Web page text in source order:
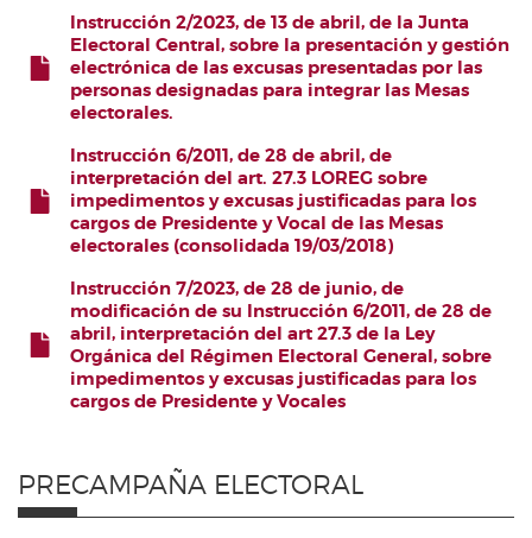
FICHERO
Instrucción 2/2023, de 13 de abril, de la Junta
Electoral Central, sobre la presentación y gestión
electrónica de las excusas presentadas por las
personas designadas para integrar las Mesas
electorales.
FICHERO
Instrucción 6/2011, de 28 de abril, de
interpretación del art. 27.3 LOREG sobre
impedimentos y excusas justificadas para los
cargos de Presidente y Vocal de las Mesas
electorales (consolidada 19/03/2018)
FICHERO
Instrucción 7/2023, de 28 de junio, de
modificación de su Instrucción 6/2011, de 28 de
abril, interpretación del art 27.3 de la Ley
Orgánica del Régimen Electoral General, sobre
impedimentos y excusas justificadas para los
cargos de Presidente y Vocales
PRECAMPAÑA ELECTORAL